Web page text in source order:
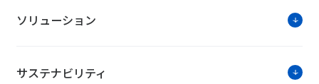
NTTファシリティーズの組織の見直しに
ソリューション
サステナビリティ